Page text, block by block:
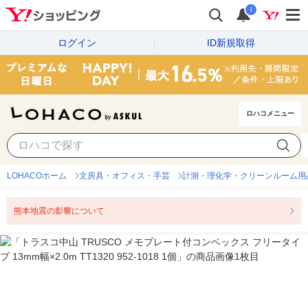
i
ログイン ID新規取得
ロハコメニュー
LOHACOホーム 文房具・オフィス・手芸 計測・理化学・クリーンルーム用
熊本地震の影響について